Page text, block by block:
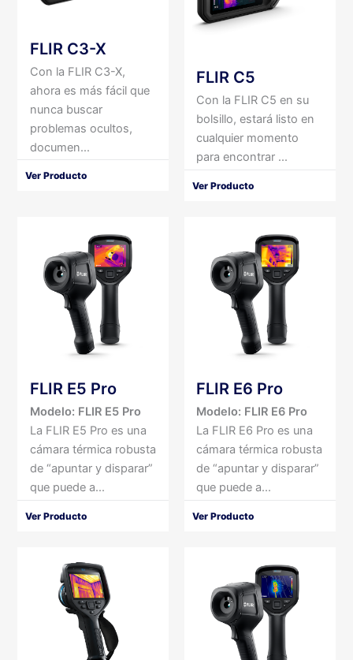
FLIR C3-X
Con la FLIR C3-X,
ahora es más fácil que
nunca buscar
problemas ocultos,
documen...
Ver Producto
FLIR C5
Con la FLIR C5 en su
bolsillo, estará listo en
cualquier momento
para encontrar ...
Ver Producto
FLIR E5 Pro
Modelo: FLIR E5 Pro
La FLIR E5 Pro es una
cámara térmica robusta
de “apuntar y disparar”
que puede a...
Ver Producto
FLIR E6 Pro
Modelo: FLIR E6 Pro
La FLIR E6 Pro es una
cámara térmica robusta
de “apuntar y disparar”
que puede a...
Ver Producto